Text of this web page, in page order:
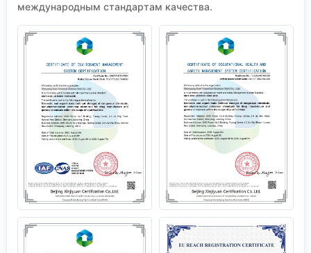
международным стандартам качества.